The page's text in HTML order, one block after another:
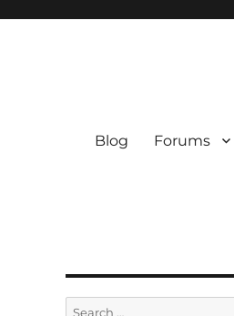
Blog Forums
Search